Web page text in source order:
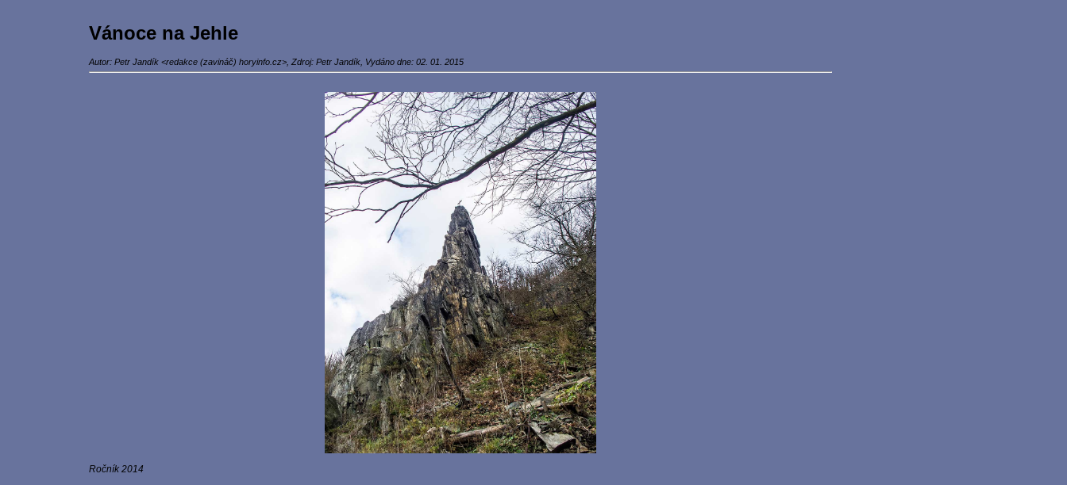
Vánoce na Jehle
Autor: Petr Jandík <redakce (zavináč) horyinfo.cz>, Zdroj: Petr Jandík, Vydáno dne: 02. 01. 2015
Ročník 2014